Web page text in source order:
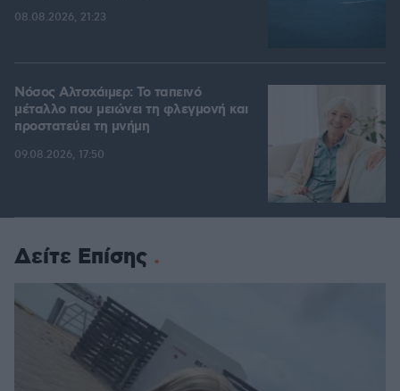
08.08.2026, 21:23
Νόσος Αλτσχάιμερ: Το ταπεινό
μέταλλο που μειώνει τη φλεγμονή και
προστατεύει τη μνήμη
09.08.2026, 17:50
Δείτε Επίσης